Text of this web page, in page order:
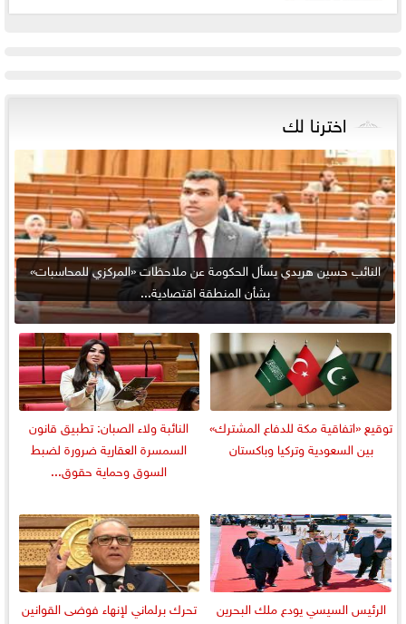
اخترنا لك
النائب حسين هريدي يسأل الحكومة عن ملاحظات «المركزي للمحاسبات»
بشأن المنطقة اقتصادية...
توقيع «اتفاقية مكة للدفاع المشترك»
بين السعودية وتركيا وباكستان
النائبة ولاء الصبان: تطبيق قانون
السمسرة العقارية ضرورة لضبط
السوق وحماية حقوق...
الرئيس السيسي يودع ملك البحرين
تحرك برلماني لإنهاء فوضى القوانين